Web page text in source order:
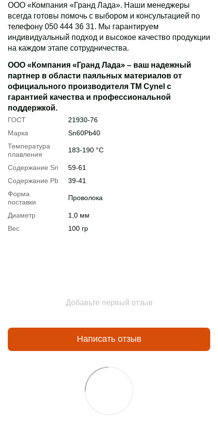
ООО «Компания «Гранд Лада». Наши менеджеры
всегда готовы помочь с выбором и консультацией по
телефону 050 444 36 31. Мы гарантируем
индивидуальный подход и высокое качество продукции
на каждом этапе сотрудничества.
ООО «Компания «Гранд Лада» – ваш надежный
партнер в области паяльных материалов от
официального производителя ТМ Cynel с
гарантией качества и профессиональной
поддержкой.
ГОСТ
21930-76
Марка
Sn60Pb40
Температура
плавления
183-190 °С
Содержание Sn
59-61
Содержание Pb
39-41
Форма
поставки
Проволока
Диаметр
1,0 мм
Вес
100 гр
Добавьте первый отзыв
Написать отзыв